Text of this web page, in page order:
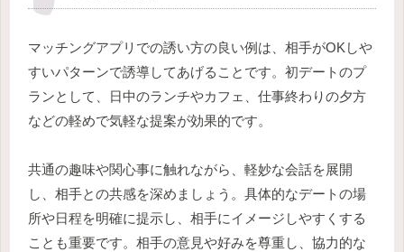
マッチングアプリでの誘い方の良い例は、相手がOKしや
すいパターンで誘導してあげることです。初デートのプ
ランとして、日中のランチやカフェ、仕事終わりの夕方
などの軽めで気軽な提案が効果的です。
共通の趣味や関心事に触れながら、軽妙な会話を展開
し、相手との共感を深めましょう。具体的なデートの場
所や日程を明確に提示し、相手にイメージしやすくする
ことも重要です。相手の意見や好みを尊重し、協力的な